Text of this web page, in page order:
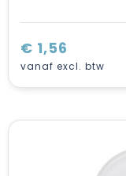
€ 1,56
vanaf excl. btw